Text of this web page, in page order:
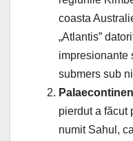
coasta
„Atlantis”
impresionante
submers sub
pierdut a făcut
numit Sahul,